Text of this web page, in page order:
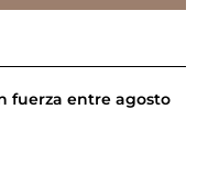
fuerza entre agosto